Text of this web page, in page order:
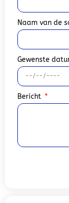
Naam van de
Gewenste
Bericht